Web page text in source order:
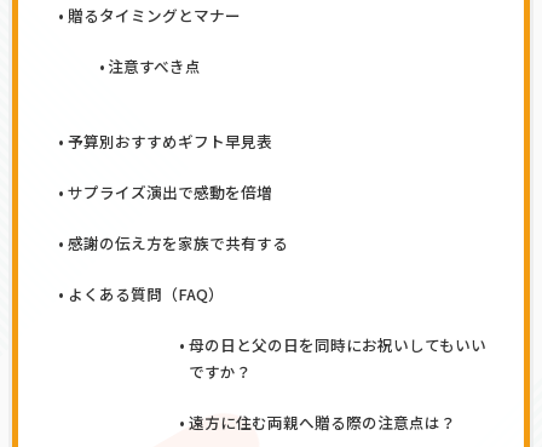
贈るタイミングとマナー
注意すべき点
予算別おすすめギフト早見表
サプライズ演出で感動を倍増
感謝の伝え方を家族で共有する
よくある質問（FAQ）
母の日と父の日を同時にお祝いしてもいい
ですか？
遠方に住む両親へ贈る際の注意点は？